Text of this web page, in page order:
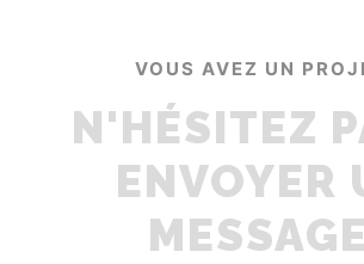
VOUS AVEZ UN
N'HÉSITEZ
ENVOYER